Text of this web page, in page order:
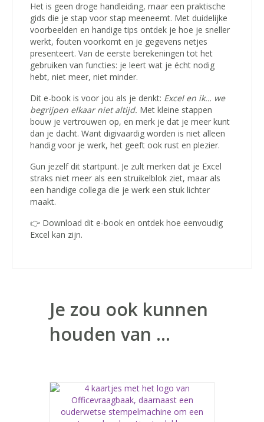
Het is geen droge handleiding, maar een praktische
gids die je stap voor stap meeneemt. Met duidelijke
voorbeelden en handige tips ontdek je hoe je sneller
werkt, fouten voorkomt en je gegevens netjes
presenteert. Van de eerste berekeningen tot het
gebruiken van functies: je leert wat je écht nodig
hebt, niet meer, niet minder.
Dit e-book is voor jou als je denkt: Excel en ik… we
begrijpen elkaar niet altijd. Met kleine stappen
bouw je vertrouwen op, en merk je dat je meer kunt
dan je dacht. Want digivaardig worden is niet alleen
handig voor je werk, het geeft ook rust en plezier.
Gun jezelf dit startpunt. Je zult merken dat je Excel
straks niet meer als een struikelblok ziet, maar als
een handige collega die je werk een stuk lichter
maakt.
👉 Download dit e-book en ontdek hoe eenvoudig
Excel kan zijn.
Je zou ook kunnen
houden van …